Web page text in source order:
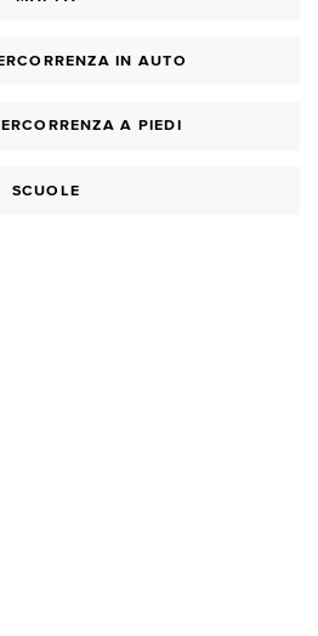
IN AUTO
A PIEDI
SCUOLE